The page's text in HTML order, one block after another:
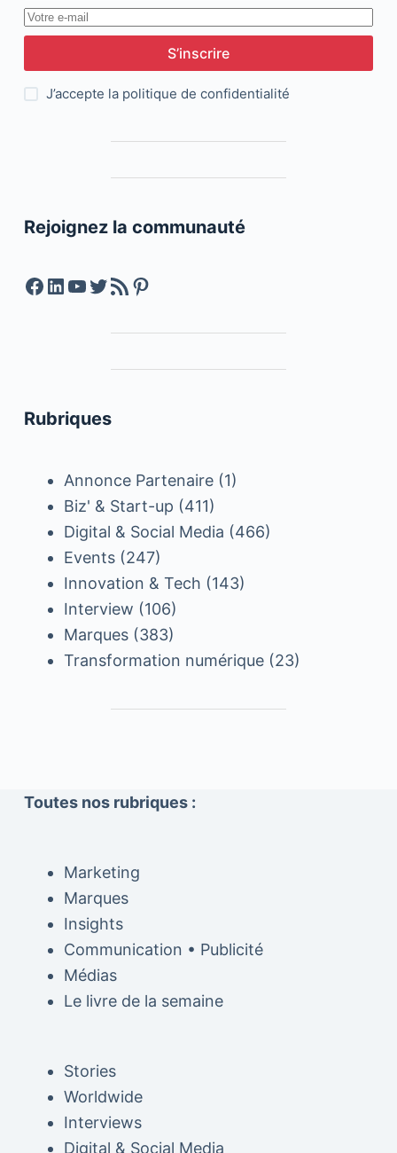
S’inscrire
J’accepte la politique de confidentialité
Rejoignez la communauté
Facebook
LinkedIn
YouTube
Twitter
Feed RSSPinterest
Rubriques
Annonce Partenaire(1)
Biz' & Start-up (411)
Digital & Social Media (466)
Events(247)
Innovation & Tech (143)
Interview (106)
Marques(383)
Transformation numérique(23)
Toutes nos rubriques :
Marketing
Marques
Insights
Communication • Publicité
Médias
Le livre de la semaine
Stories
Worldwide
Interviews
Digital & Social Media